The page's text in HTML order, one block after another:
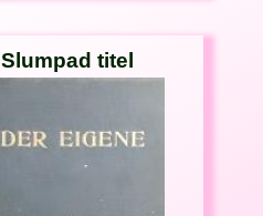
Slumpad titel